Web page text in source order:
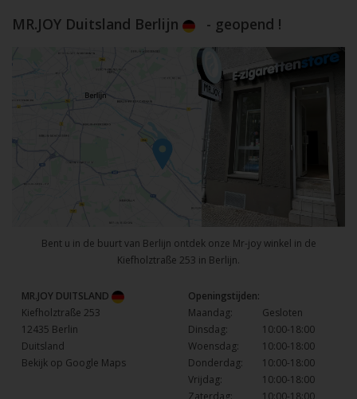
MR.JOY Duitsland Berlijn - geopend !
Bent u in de buurt van Berlijn ontdek onze Mr-joy winkel in de
Kiefholztraße 253 in Berlijn.
MR.JOY DUITSLAND
Kiefholztraße 253
12435 Berlin
Duitsland
Bekijk op Google Maps
Openingstijden:
Maandag:
Gesloten
Dinsdag:
10:00-18:00
Woensdag:
10:00-18:00
Donderdag:
10:00-18:00
Vrijdag:
10:00-18:00
Zaterdag:
10:00-18:00